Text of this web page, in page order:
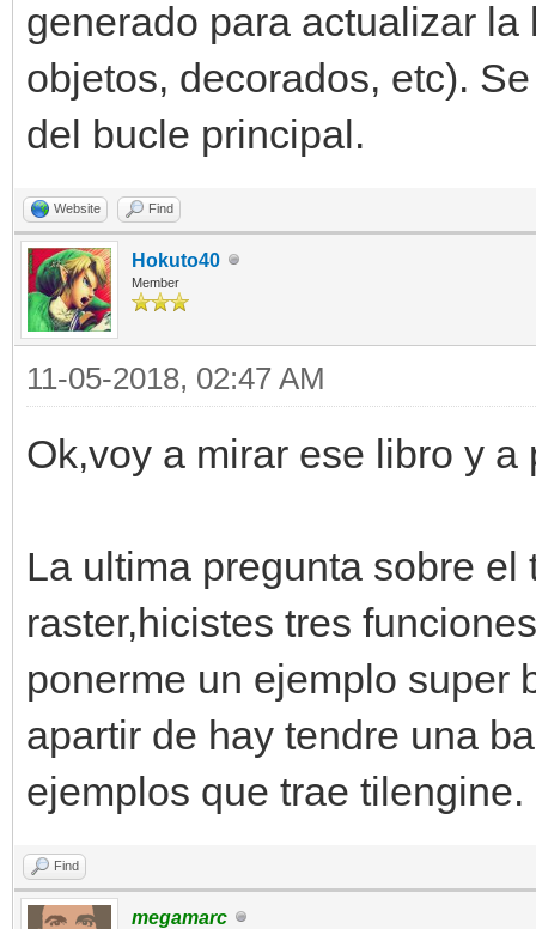
generado para actualizar
objetos, decorados, etc).
del bucle principal.
Website Find
Hokuto40
Member
11-05-2018, 02:47 AM
Ok,voy a mirar ese libro y
La ultima pregunta sobre
raster,hicistes tres
ponerme un ejemplo super
apartir de hay tendre una
ejemplos que trae tilengine.
Find
megamarc